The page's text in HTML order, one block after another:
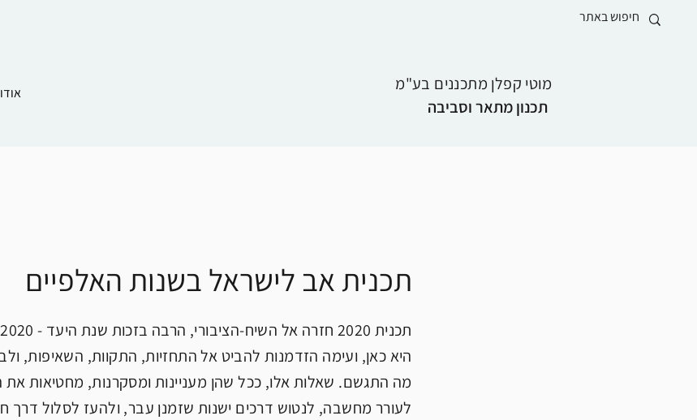
מוטי קפלן מתכננים בע"מ
תכנון מתאר וסביבה
תכנית אב לישראל בשנות האלפיים
היא כאן, ועימה הזדמנות להביט אל התחזיות, התקוות, השאיפות,
לעורר מחשבה, לנטוש דרכים ישנות שזמנן עבר, ולהעז לסלול